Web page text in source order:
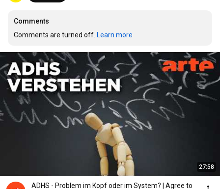
Comments
Comments are turned off. Learn more
27:58
ADHS - Problem im Kopf oder im System? | Agree to